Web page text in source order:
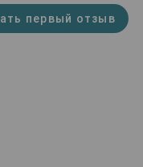
первый отзыв